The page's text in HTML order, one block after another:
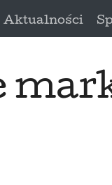
Aktualności